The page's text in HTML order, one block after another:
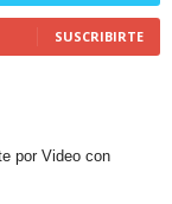
SUSCRIBIRTE
por Video con